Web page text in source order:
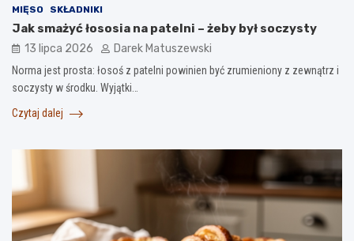
MIĘSO SKŁADNIKI
Jak smażyć łososia na patelni – żeby był soczysty
13 lipca 2026 Darek Matuszewski
Norma jest prosta: łosoś z patelni powinien być zrumieniony z zewnątrz i
soczysty w środku. Wyjątki…
Czytaj dalej